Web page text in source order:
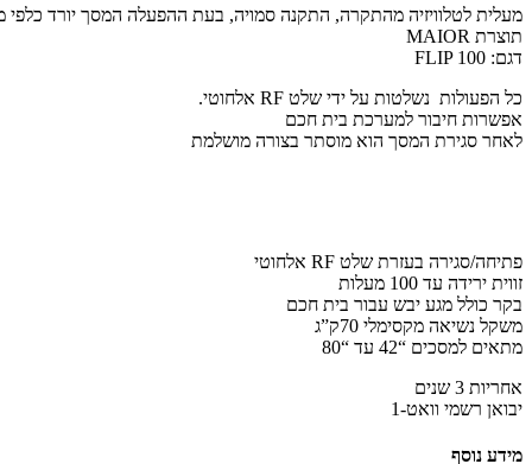
מעלית לטלוויזיה מהתקרה, התקנה סמויה, בעת ההפעלה המסך יורד כלפי
תוצרת MAIOR
דגם: FLIP 100
כל הפעולות נשלטות על ידי שלט RF אלחוטי.
אפשרות חיבור למערכת בית חכם
לאחר סגירת המסך הוא מוסתר בצורה מושלמת
פתיחה/סגירה בעזרת שלט RF אלחוטי
זווית ירידה עד 100 מעלות
בקר כולל מגע יבש עבור בית חכם
משקל נשיאה מקסימלי 70ק”ג
מתאים למסכים “42 עד “80
אחריות 3 שנים
יבואן רשמי וואט-1
מידע נוסף